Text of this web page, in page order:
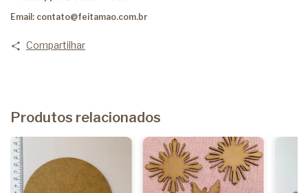
Email: contato@feitamao.com.br
Compartilhar
Produtos relacionados